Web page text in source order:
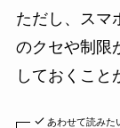
ただし、スマ
のクセや制限
しておくこと
あわせて読みた